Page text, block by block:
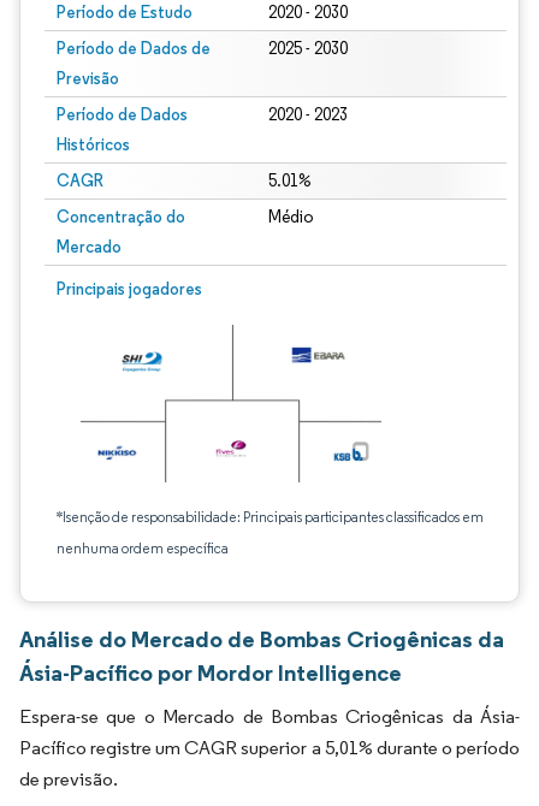
Período de Estudo 2020 - 2030
Período de Dados de
Previsão
2025 - 2030
Período de Dados
Históricos
2020 - 2023
CAGR 5.01%
Concentração do
Mercado
Médio
Principais jogadores
*Isenção de responsabilidade: Principais participantes classificados em
nenhuma ordem específica
Análise do Mercado de Bombas Criogênicas da
Ásia-Pacífico por Mordor Intelligence
Espera-se que o Mercado de Bombas Criogênicas da Ásia-
Pacífico registre um CAGR superior a 5,01% durante o período
de previsão.